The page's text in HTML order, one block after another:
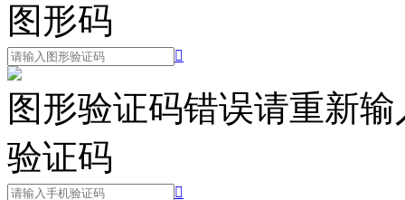
图形码

图形验证码错误请重新输
验证码
